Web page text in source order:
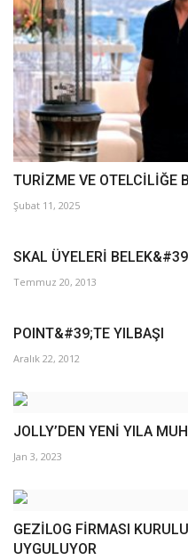
TURİZME VE OTELCİLİĞE
Şubat 11, 2025
SKAL ÜYELERİ
Temmuz 20, 2013
POINT&#39;TE YILBAŞI
Aralık 22, 2012
JOLLY’DEN YENİ YILA
Jan 3, 2023
GEZİLOG FİRMASI
UYGULUYOR